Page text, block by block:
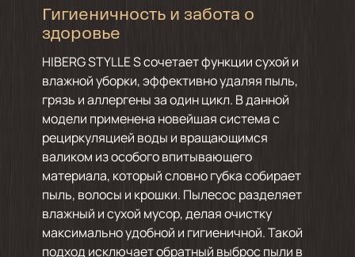
Гигиеничность и забота о
здоровье
HIBERG STYLLE S сочетает функции сухой и
влажной уборки, эффективно удаляя пыль,
грязь и аллергены за один цикл. В данной
модели применена новейшая система с
рециркуляцией воды и вращающимся
валиком из особого впитывающего
материала, который словно губка собирает
пыль, волосы и крошки. Пылесос разделяет
влажный и сухой мусор, делая очистку
максимально удобной и гигиеничной. Такой
подход исключает обратный выброс пыли в